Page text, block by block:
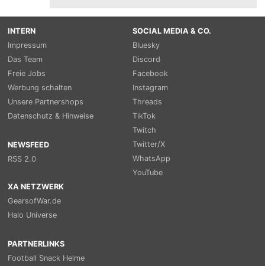
INTERN
Impressum
Das Team
Freie Jobs
Werbung schalten
Unsere Partnershops
Datenschutz & Hinweise
NEWSFEED
RSS 2.0
SOCIAL MEDIA & CO.
Bluesky
Discord
Facebook
Instagram
Threads
TikTok
Twitch
Twitter/X
WhatsApp
YouTube
XA NETZWERK
GearsofWar.de
Halo Universe
PARTNERLINKS
Football Snack Helme